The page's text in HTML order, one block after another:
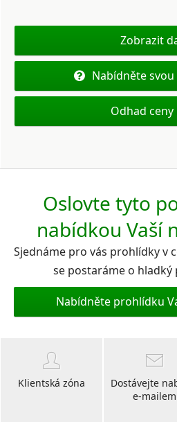
Zobrazit
Nabídněte
Odhad ceny
Oslovte tyto
nabídkou Vaší
Sjednáme pro vás prohlídky v
se postaráme o
Nabídněte prohlídku
Klientská zóna
Dostávejte
e-mailem